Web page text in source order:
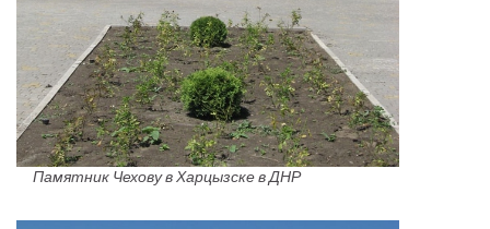
Памятник Чехову в Харцызске в ДНР